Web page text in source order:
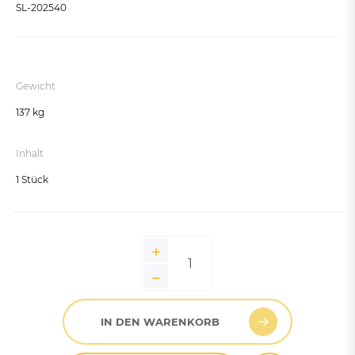
SL-202540
Gewicht
137 kg
Inhalt
1 Stück
IN DEN WARENKORB